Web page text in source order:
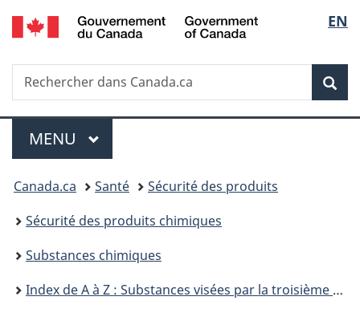
Passer
au
principal
Passer
à
Au
du
Passer
à
version
simplifiée
de
la
EN
Recherche
Rechercher
dans
Menu
MENU PRINCIPAL
Vous
êtes
ici :
Canada.ca Santé
Sécurité des produits
Sécurité des produits chimiques
Substances chimiques
Index de A à Z : Substances visées par la troisième phase du Plan de gestion des produits chimiques